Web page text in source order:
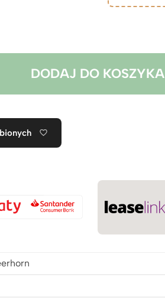
2.959zł
3.899zł
DODAJ DO KOSZYKA